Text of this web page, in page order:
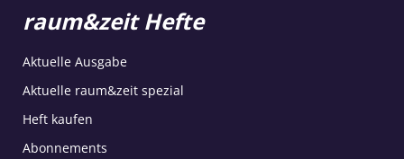
raum&zeit Hefte
Aktuelle Ausgabe
Aktuelle raum&zeit spezial
Heft kaufen
Abonnements